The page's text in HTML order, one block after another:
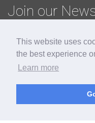
This website uses
the best experience
Learn more
Join our